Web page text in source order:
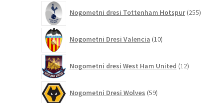
Nogometni dresi Tottenham Hotspur 255
Nogometni Dresi Valencia 10izdelkov
Nogometni dresi West Ham United 12izdelkov
Nogometni Dresi Wolves 59izdelkov